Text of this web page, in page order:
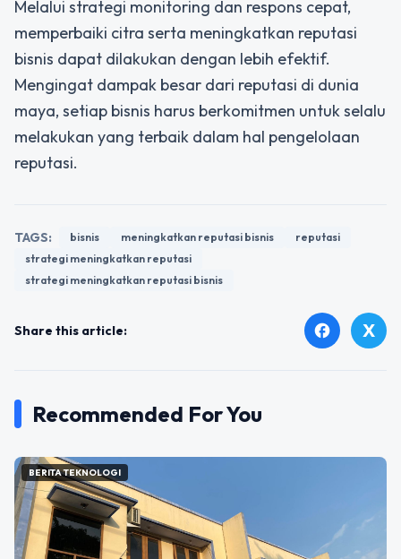
Melalui strategi monitoring dan respons cepat,
memperbaiki citra serta meningkatkan reputasi
bisnis dapat dilakukan dengan lebih efektif.
Mengingat dampak besar dari reputasi di dunia
maya, setiap bisnis harus berkomitmen untuk selalu
melakukan yang terbaik dalam hal pengelolaan
reputasi.
TAGS: bisnis meningkatkan reputasi bisnis
reputasi
strategi meningkatkan reputasi
strategi meningkatkan reputasi bisnis
Share this article: facebook X
Recommended For You
BERITA TEKNOLOGI